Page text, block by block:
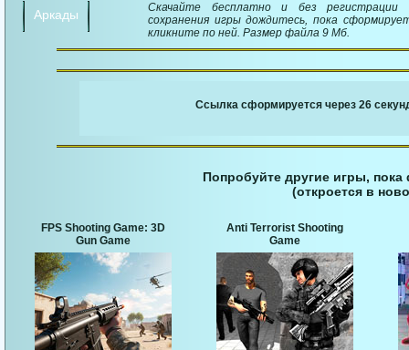
Аркады
Скачайте бесплатно и без регистрации
сохранения игры дождитесь, пока
кликните по ней. Размер файла 9 Мб.
Ссылка сформируется через 25
Попробуйте другие игры,
(откроется в
FPS Shooting Game: 3D
Gun Game
Anti Terrorist Shooting
Game